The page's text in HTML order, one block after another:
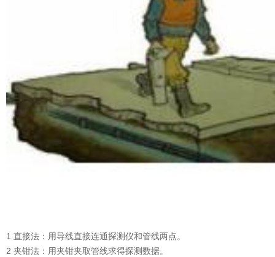
1 直接法：用导线直接连通探测仪和管线两点。
2 夹钳法：用夹钳夹取管线求得探测数据。